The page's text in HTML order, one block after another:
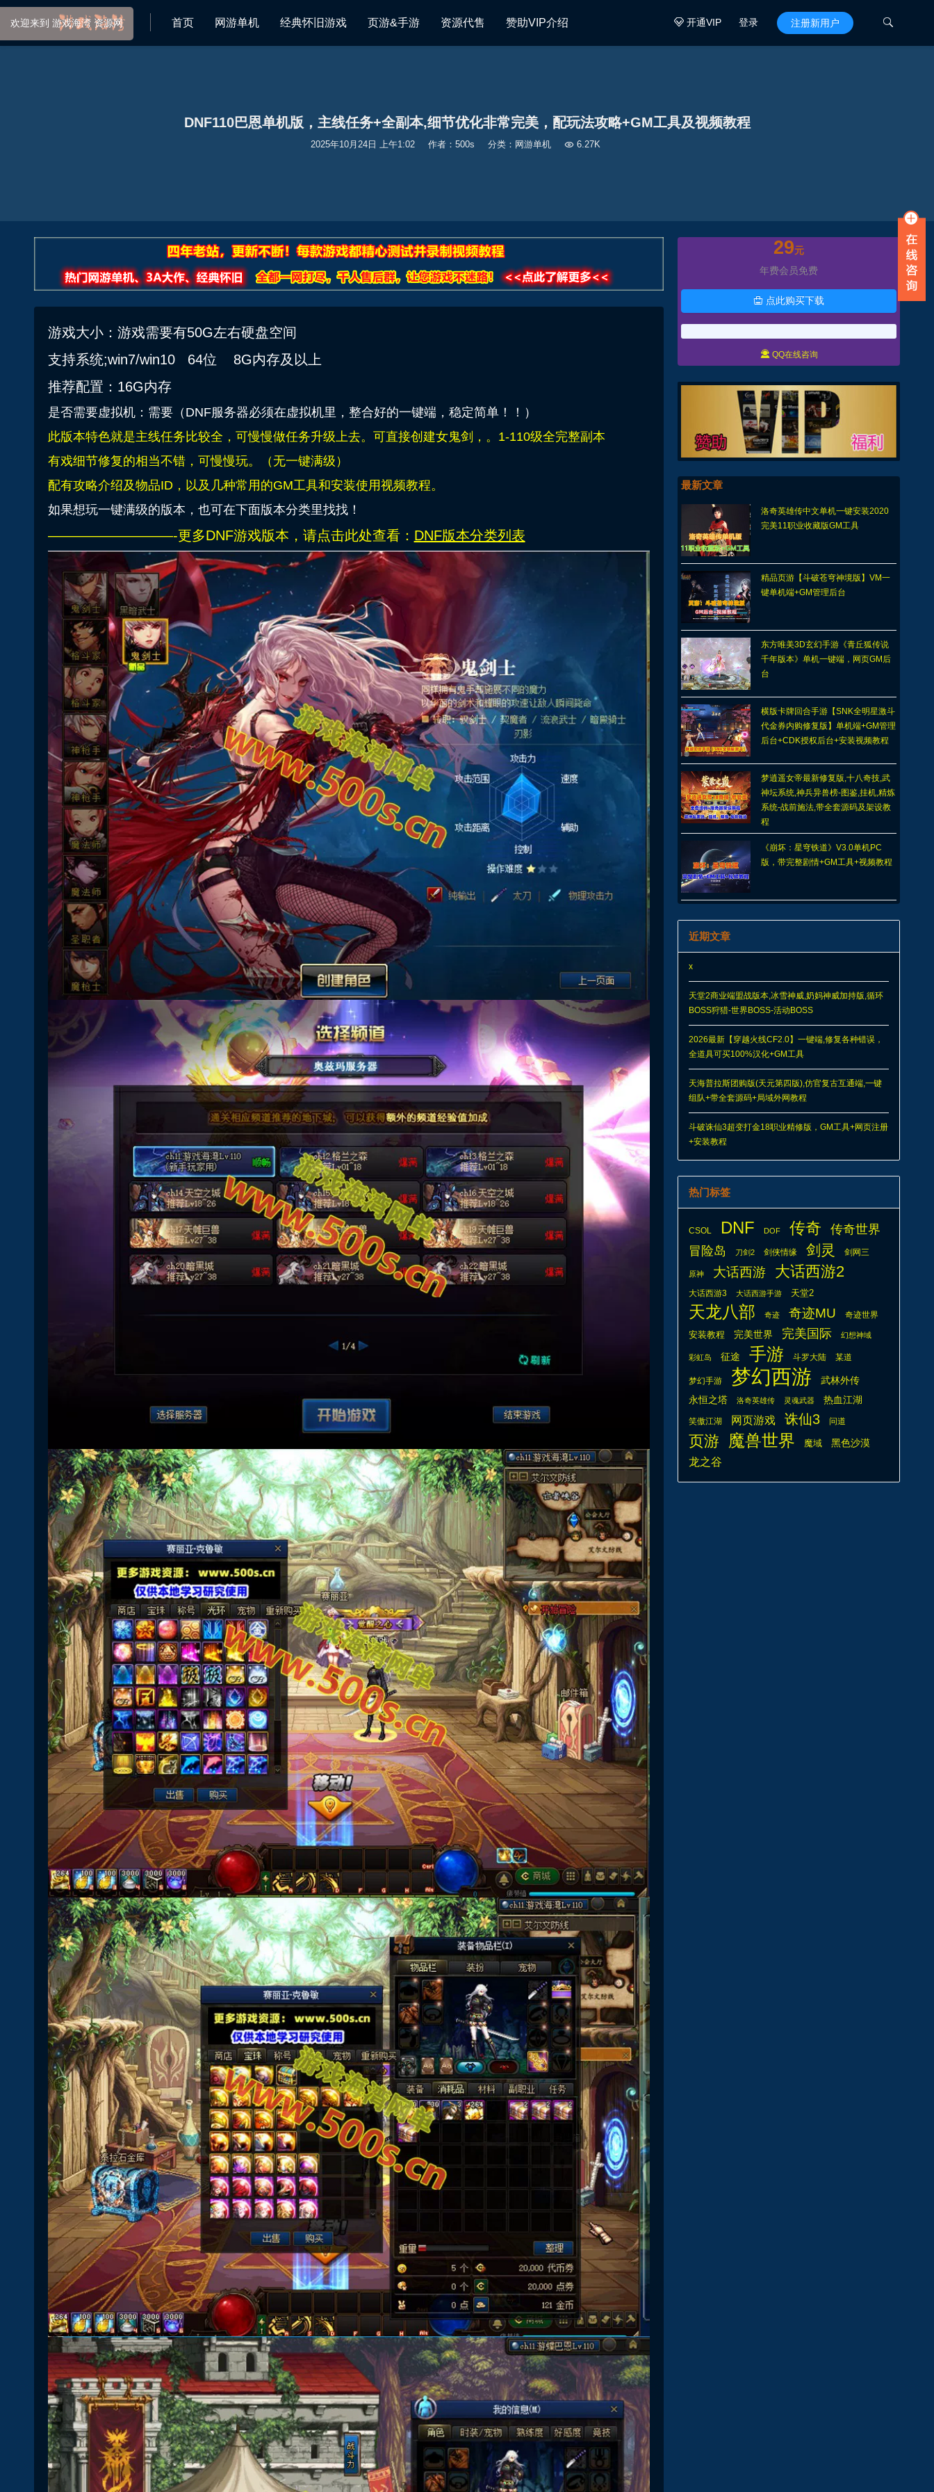
开通VIP 登录 注册新用户 
首页 网游单机 经典怀旧游戏 页游&手游 资源代售 赞助VIP介绍
DNF110巴恩单机版，主线任务+全副本,细节优化非常完美，配玩法攻略+GM工具及视频教程
2025年10月24日 上午1:02 作者：500s 分类： 网游单机 6.27K
游戏大小：游戏需要有50G左右硬盘空间
支持系统;win7/win10 64位 8G内存及以上
推荐配置：16G内存
是否需要虚拟机：需要（DNF服务器必须在虚拟机里，整合好的一键端，稳定简单！！）
此版本特色就是主线任务比较全，可慢慢做任务升级上去。可直接创建女鬼剑，。1-110级全完整副本
有戏细节修复的相当不错，可慢慢玩。（无一键满级）
配有攻略介绍及物品ID，以及几种常用的GM工具和安装使用视频教程。
如果想玩一键满级的版本，也可在下面版本分类里找找！
—————————-更多DNF游戏版本，请点击此处查看： DNF版本分类列表
29元
年费会员免费
 点此购买下载
 QQ在线咨询
最新文章
洛奇英雄传中文单机一键安装2020
完美11职业收藏版GM工具
精品页游【斗破苍穹神境版】VM一
键单机端+GM管理后台
东方唯美3D玄幻手游《青丘狐传说
千年版本》单机一键端，网页GM后
台
横版卡牌回合手游【SNK全明星激斗
代金券内购修复版】单机端+GM管理
后台+CDK授权后台+安装视频教程
梦逍遥女帝最新修复版,十八奇技,武
神坛系统,神兵异兽榜-图鉴,挂机,精炼
系统-战前施法,带全套源码及架设教
程
《崩坏：星穹铁道》V3.0单机PC
版，带完整剧情+GM工具+视频教程
近期文章
x
天堂2商业端盟战版本,冰雪神威,奶妈神威加持版,循环
BOSS狩猎-世界BOSS-活动BOSS
2026最新【穿越火线CF2.0】一键端,修复各种错误，
全道具可买100%汉化+GM工具
天海普拉斯团购版(天元第四版),仿官复古互通端,一键
组队+带全套源码+局域外网教程
斗破诛仙3超变打金18职业精修版，GM工具+网页注册
+安装教程
热门标签
CSOL DNF DOF 传奇 传奇世界
冒险岛 刀剑2 剑侠情缘 剑灵 剑网三
原神 大话西游 大话西游2
大话西游3 大话西游手游 天堂2
天龙八部 奇迹 奇迹MU 奇迹世界
安装教程 完美世界 完美国际 幻想神域
彩虹岛 征途 手游 斗罗大陆 某道
梦幻手游 梦幻西游
武林外传
永恒之塔
洛奇英雄传 灵魂武器 热血江湖
笑傲江湖 网页游戏 诛仙3 问道
页游 魔兽世界 魔域 黑色沙漠
龙之谷
欢迎来到 游戏海湾 资源网